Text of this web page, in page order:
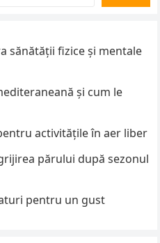
sănătății fizice și mentale
și cum le
activitățile în aer liber
părului după sezonul
pentru un gust